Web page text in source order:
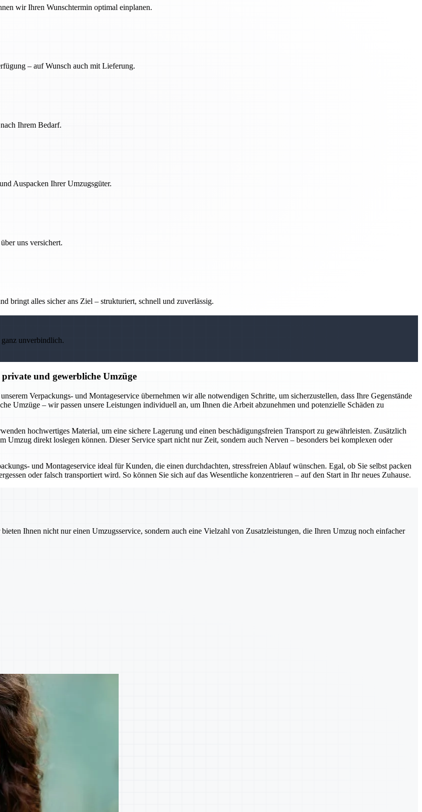
wir Ihren Wunschtermin optimal einplanen.
– auf Wunsch auch mit Lieferung.
Ihrem Bedarf.
Auspacken Ihrer Umzugsgüter.
uns versichert.
bringt alles sicher ans Ziel – strukturiert, schnell und zuverlässig.
unverbindlich.
und gewerbliche Umzüge
Verpackungs- und Montageservice übernehmen wir alle notwendigen Schritte, um sicherzustellen, dass Ihre Gegenstände
Umzüge – wir passen unsere Leistungen individuell an, um Ihnen die Arbeit abzunehmen und potenzielle Schäden zu
hochwertiges Material, um eine sichere Lagerung und einen beschädigungsfreien Transport zu gewährleisten. Zusätzlich
Umzug direkt loslegen können. Dieser Service spart nicht nur Zeit, sondern auch Nerven – besonders bei komplexen oder
und Montageservice ideal für Kunden, die einen durchdachten, stressfreien Ablauf wünschen. Egal, ob Sie selbst packen
oder falsch transportiert wird. So können Sie sich auf das Wesentliche konzentrieren – auf den Start in Ihr neues Zuhause.
Ihnen nicht nur einen Umzugsservice, sondern auch eine Vielzahl von Zusatzleistungen, die Ihren Umzug noch einfacher